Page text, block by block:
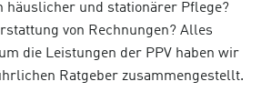
häuslicher und stationärer Pflege?
von Rechnungen? Alles
die Leistungen der PPV haben wir
Ratgeber zusammengestellt.